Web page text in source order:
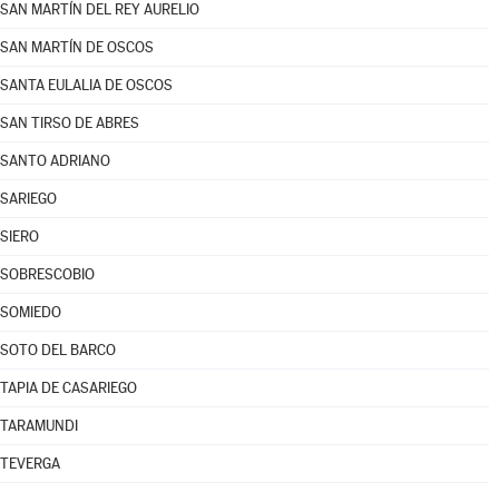
SAN MARTÍN DEL REY AURELIO
SAN MARTÍN DE OSCOS
SANTA EULALIA DE OSCOS
SAN TIRSO DE ABRES
SANTO ADRIANO
SARIEGO
SIERO
SOBRESCOBIO
SOMIEDO
SOTO DEL BARCO
TAPIA DE CASARIEGO
TARAMUNDI
TEVERGA